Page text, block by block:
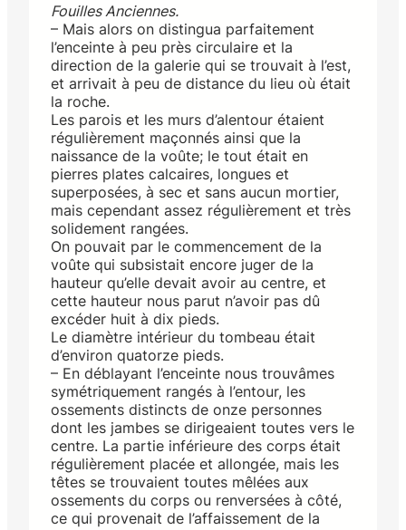
Fouilles Anciennes.
– Mais alors on distingua parfaitement
l’enceinte à peu près circulaire et la
direction de la galerie qui se trouvait à l’est,
et arrivait à peu de distance du lieu où était
la roche.
Les parois et les murs d’alentour étaient
régulièrement maçonnés ainsi que la
naissance de la voûte; le tout était en
pierres plates calcaires, longues et
superposées, à sec et sans aucun mortier,
mais cependant assez régulièrement et très
solidement rangées.
On pouvait par le commencement de la
voûte qui subsistait encore juger de la
hauteur qu’elle devait avoir au centre, et
cette hauteur nous parut n’avoir pas dû
excéder huit à dix pieds.
Le diamètre intérieur du tombeau était
d’environ quatorze pieds.
– En déblayant l’enceinte nous trouvâmes
symétriquement rangés à l’entour, les
ossements distincts de onze personnes
dont les jambes se dirigeaient toutes vers le
centre. La partie inférieure des corps était
régulièrement placée et allongée, mais les
têtes se trouvaient toutes mêlées aux
ossements du corps ou renversées à côté,
ce qui provenait de l’affaissement de la